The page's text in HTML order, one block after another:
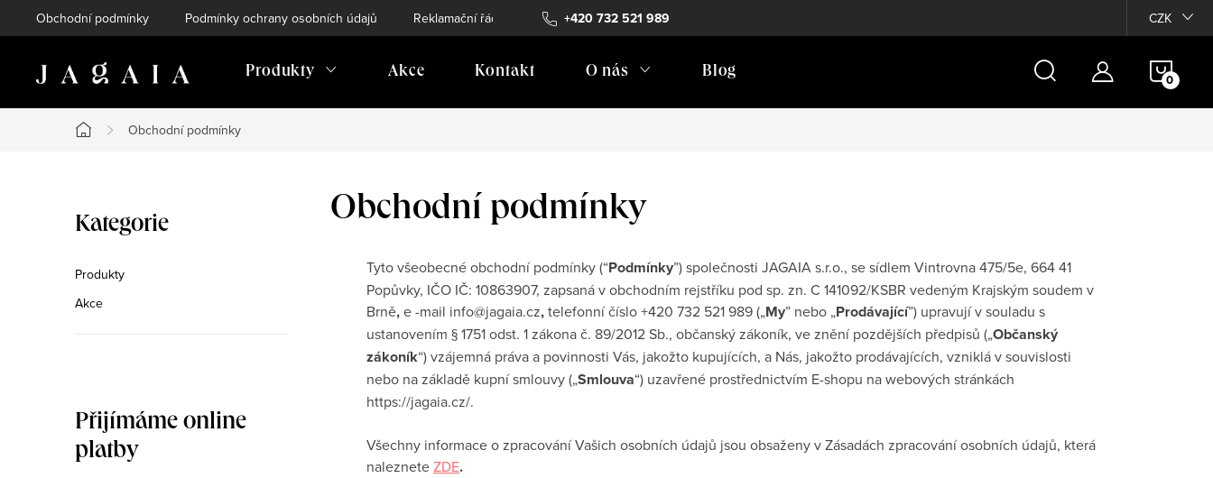
na
+420 732 521 989
Obchodní podmínky Podmínky ochrany osobních údajů Reklamační řád Vrácení zboží Doprava CZK
Produkty Akce Kontakt O nás Blog
Domů
Obchodní podmínky
o
s
t
n
n
Přeskočit
Kategorie
Produkty
Akce
Přijímáme online
platby
Obchodní podmínky
Tyto všeobecné obchodní podmínky (“Podmínky”) společnosti JAGAIA s.r.o., se sídlem Vintrovna 475/5e, 664 41
Popůvky, IČO IČ: 10863907, zapsaná v obchodním rejstříku pod sp. zn. C 141092/KSBR vedeným Krajským soudem v
Brně,e-mail info@jagaia.cz,telefonní číslo+420 732 521 989 („My” nebo „Prodávající”) upravují v souladu s
ustanovením § 1751 odst. 1 zákona č. 89/2012 Sb., občanský zákoník, ve znění pozdějších předpisů („Občanský
zákoník“) vzájemná práva a povinnosti Vás, jakožto kupujících, a Nás, jakožto prodávajících, vzniklá v souvislosti
nebo na základě kupní smlouvy („Smlouva“) uzavřené prostřednictvím E-shopu na webových stránkách
https://jagaia.cz/.
Všechny informace o zpracování Vašich osobních údajů jsou obsaženy v Zásadách zpracování osobních údajů, která
nalezneteZDE.